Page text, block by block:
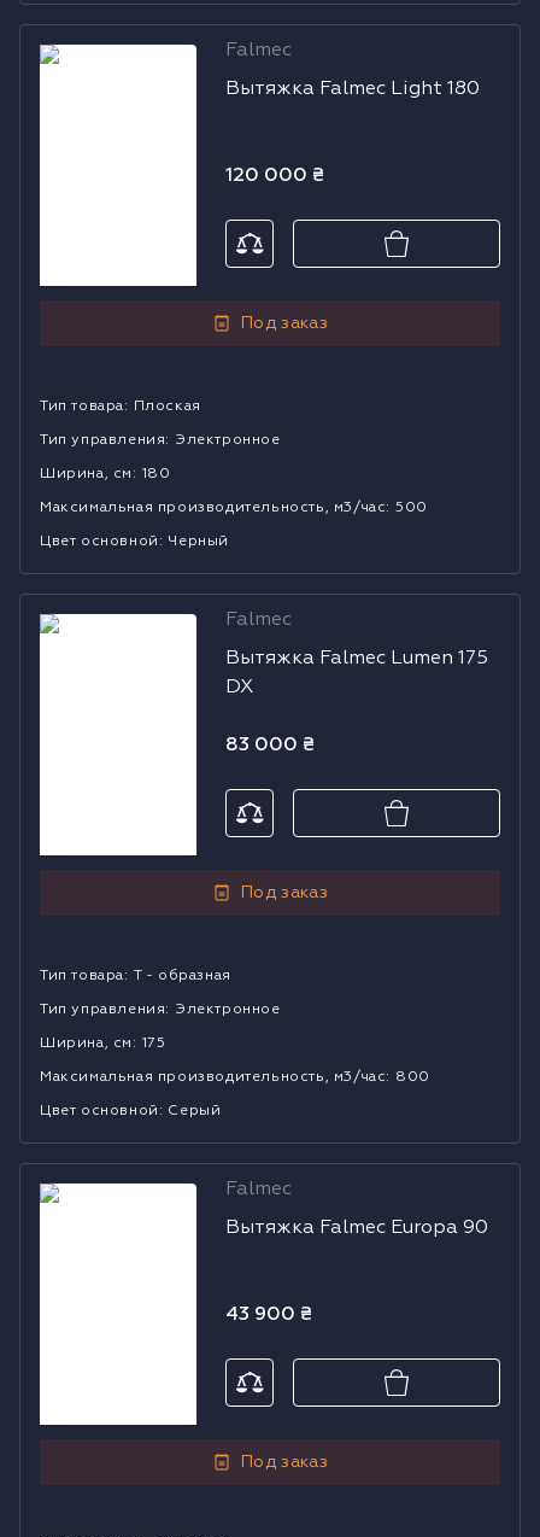
Вытяжка
Falmec
Вытяжка Falmec Light 180
120 000 ₴
Под заказ
Тип товара: Плоская
Тип управления: Электронное
Ширина, см : 180
Mаксимальная производительность, м3/час: 500
Цвет основной : Черный
Вытяжка
Falmec
Вытяжка Falmec Lumen 175
DX
83 000 ₴
Под заказ
Тип товара: Т - образная
Тип управления: Электронное
Ширина, см : 175
Mаксимальная производительность, м3/час: 800
Цвет основной : Серый
Вытяжка
Falmec
Вытяжка Falmec Europa 90
43 900 ₴
Под заказ